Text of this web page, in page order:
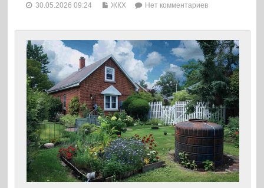
30.05.2026 09:24 ЖКХ Нет комментариев